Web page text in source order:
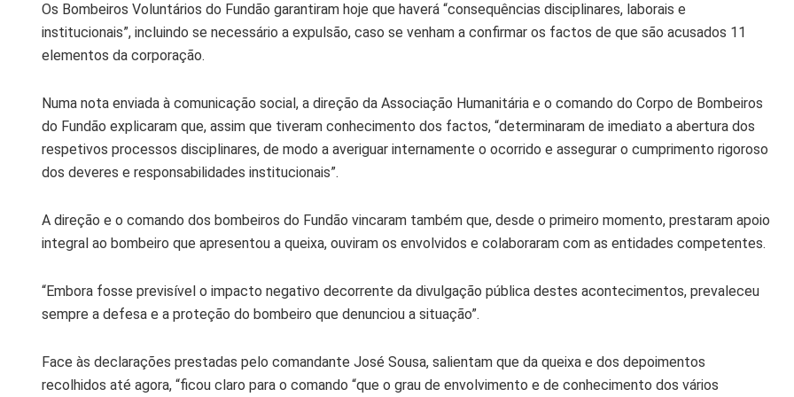
Os Bombeiros Voluntários do Fundão garantiram hoje que haverá “consequências disciplinares, laborais e
institucionais”, incluindo se necessário a expulsão, caso se venham a confirmar os factos de que são acusados 11
elementos da corporação.
Numa nota enviada à comunicação social, a direção da Associação Humanitária e o comando do Corpo de Bombeiros
do Fundão explicaram que, assim que tiveram conhecimento dos factos, “determinaram de imediato a abertura dos
respetivos processos disciplinares, de modo a averiguar internamente o ocorrido e assegurar o cumprimento rigoroso
dos deveres e responsabilidades institucionais”.
A direção e o comando dos bombeiros do Fundão vincaram também que, desde o primeiro momento, prestaram apoio
integral ao bombeiro que apresentou a queixa, ouviram os envolvidos e colaboraram com as entidades competentes.
“Embora fosse previsível o impacto negativo decorrente da divulgação pública destes acontecimentos, prevaleceu
sempre a defesa e a proteção do bombeiro que denunciou a situação”.
Face às declarações prestadas pelo comandante José Sousa, salientam que da queixa e dos depoimentos
recolhidos até agora, “ficou claro para o comando “que o grau de envolvimento e de conhecimento dos vários